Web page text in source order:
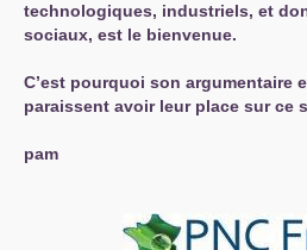
technologiques, industriels, et
sociaux, est le bienvenue.
C’est pourquoi son argumentaire
paraissent avoir leur place sur ce
pam